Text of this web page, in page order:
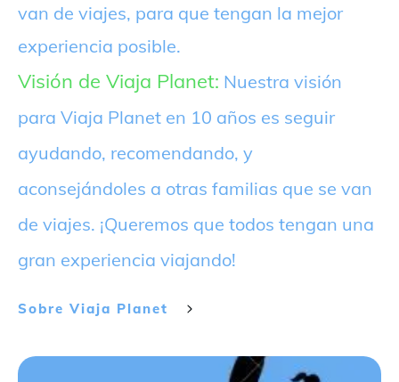
van de viajes, para que tengan la mejor
experiencia posible.
Visión de Viaja Planet: Nuestra visión
para Viaja Planet en 10 años es seguir
ayudando, recomendando, y
aconsejándoles a otras familias que se van
de viajes. ¡Queremos que todos tengan una
gran experiencia viajando!
Sobre Viaja Planet